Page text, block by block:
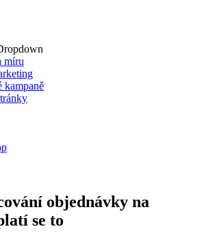
míru
kampaně
objednávky na
se to